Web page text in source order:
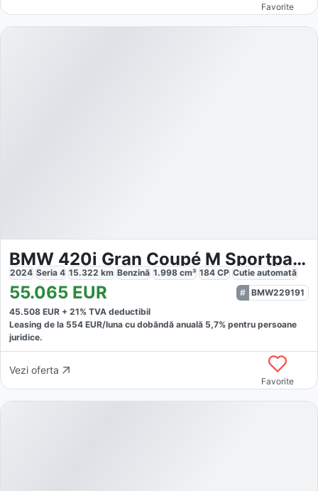
Favorite
BMW 420i Gran Coupé M Sportpaket
2024 Seria 4 15.322 km Benzină 1.998 cm³ 184 CP Cutie automată
55.065 EUR
BMW229191
45.508 EUR + 21% TVA deductibil
Leasing de la 554 EUR/luna cu dobăndă anuală 5,7% pentru persoane
juridice.
Vezi oferta
Favorite